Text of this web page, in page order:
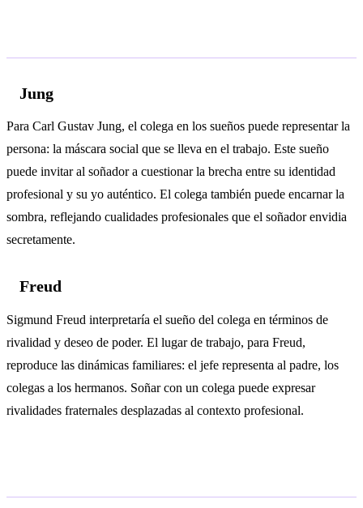
Jung
Para Carl Gustav Jung, el colega en los sueños puede representar la
persona: la máscara social que se lleva en el trabajo. Este sueño
puede invitar al soñador a cuestionar la brecha entre su identidad
profesional y su yo auténtico. El colega también puede encarnar la
sombra, reflejando cualidades profesionales que el soñador envidia
secretamente.
Freud
Sigmund Freud interpretaría el sueño del colega en términos de
rivalidad y deseo de poder. El lugar de trabajo, para Freud,
reproduce las dinámicas familiares: el jefe representa al padre, los
colegas a los hermanos. Soñar con un colega puede expresar
rivalidades fraternales desplazadas al contexto profesional.